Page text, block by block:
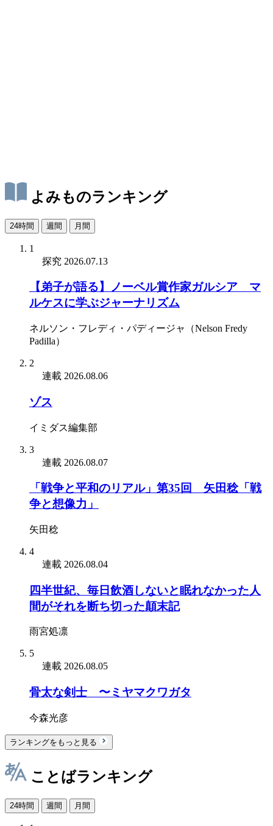
よみものランキング
24時間 週間 月間
1
探究 2026.07.13
【弟子が語る】ノーベル賞作家ガルシア゠マ
ルケスに学ぶジャーナリズム
ネルソン・フレディ・パディージャ（Nelson Fredy
Padilla）
2
連載 2026.08.06
ゾス
イミダス編集部
3
連載 2026.08.07
「戦争と平和のリアル」第35回 矢田稔「戦
争と想像力」
矢田稔
4
連載 2026.08.04
四半世紀、毎日飲酒しないと眠れなかった人
間がそれを断ち切った顛末記
雨宮処凛
5
連載 2026.08.05
骨太な剣士 〜ミヤマクワガタ
今森光彦
ランキングをもっと見る
ことばランキング
24時間 週間 月間